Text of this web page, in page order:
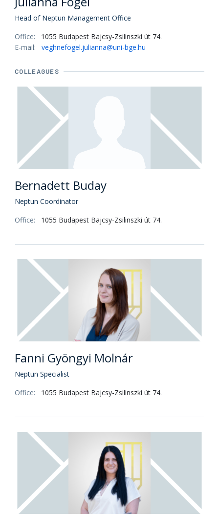
Head of Neptun Management Office
Office:
1055 Budapest Bajcsy-Zsilinszki út 74.
E-mail:
veghnefogel.julianna@uni-bge.hu
COLLEAGUES
Bernadett Buday
Neptun Coordinator
Office:
1055 Budapest Bajcsy-Zsilinszki út 74.
Fanni Gyöngyi Molnár
Neptun Specialist
Office:
1055 Budapest Bajcsy-Zsilinszki út 74.